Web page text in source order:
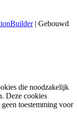
| Gebouwd
die noodzakelijk
Deze cookies
toestemming voor